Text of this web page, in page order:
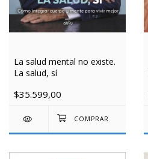
La salud mental no existe.
La salud, sí
$35.599,00